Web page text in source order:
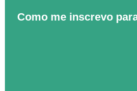
Como me inscrevo